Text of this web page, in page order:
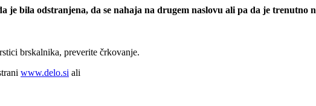
je bila odstranjena, da se nahaja na drugem naslovu ali pa da je trenutno
brskalnika, preverite črkovanje.
www.delo.si ali